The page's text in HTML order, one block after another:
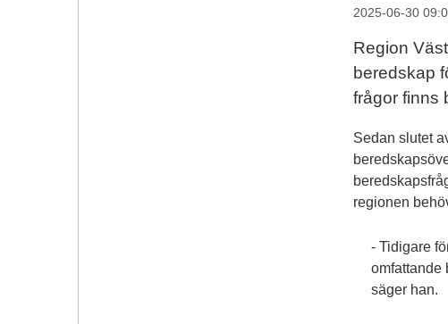
2025-06-30
Region
beredskap
frågor finns
Sedan slutet
regionen
- Tidigare
omfattande
säger han.